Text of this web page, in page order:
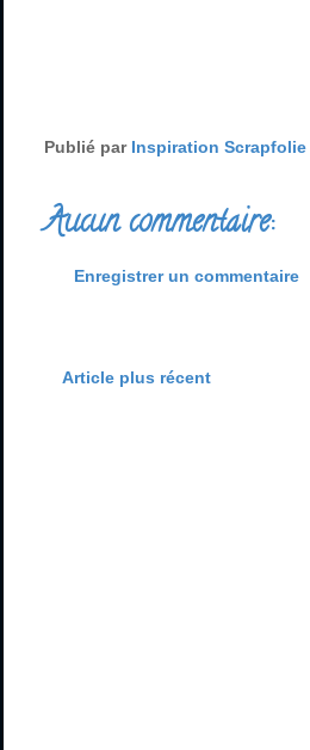
Publié par Inspiration Scrapfolie
Aucun commentaire:
Enregistrer un commentaire
Article plus récent